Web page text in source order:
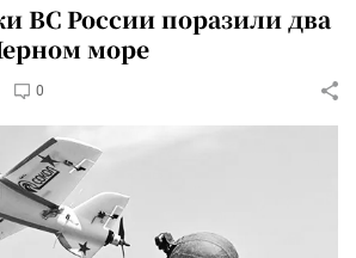
ВС России поразили два
море
0